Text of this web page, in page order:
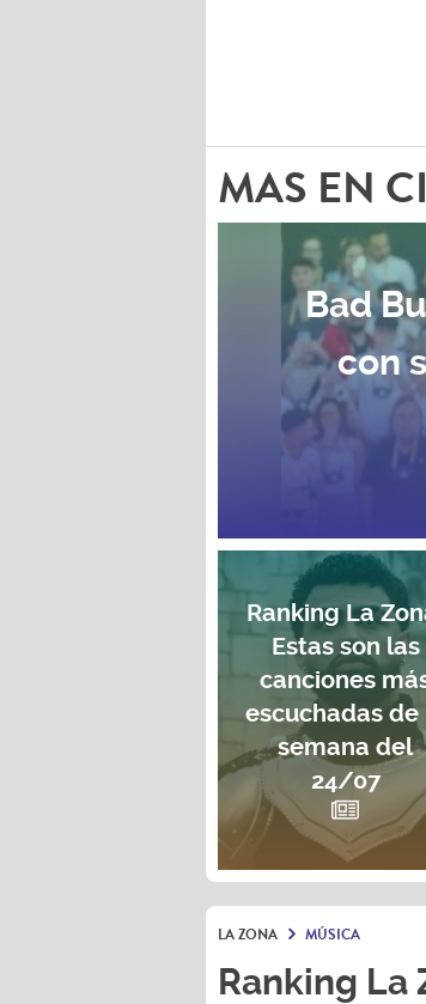
MAS EN
Bad
con
Ranking La
Estas son las
canciones
escuchadas de
semana del
24/07
LA ZONA MÚSICA
Ranking La